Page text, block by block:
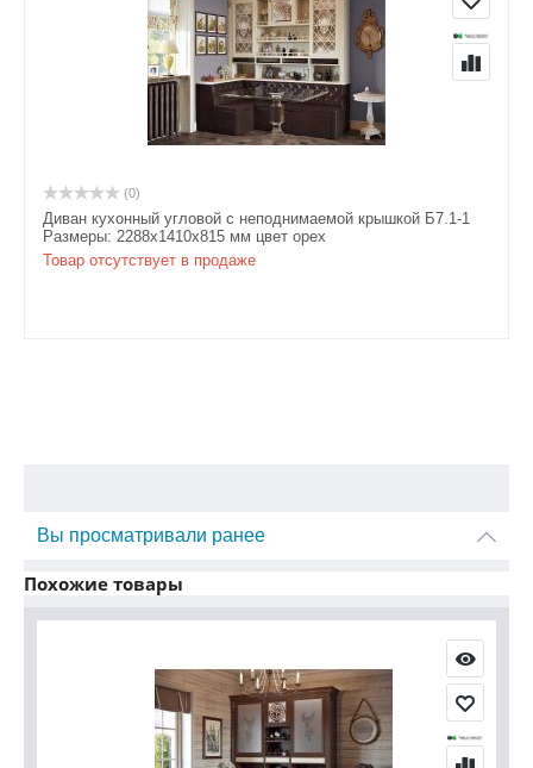
(0)
Диван кухонный угловой с неподнимаемой крышкой Б7.1-1
Размеры: 2288х1410х815 мм цвет орех
Товар отсутствует в продаже
Вы просматривали ранее
Похожие товары